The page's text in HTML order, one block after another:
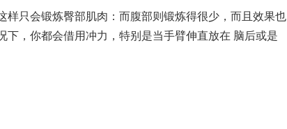
只会锻炼臀部肌肉：而腹部则锻炼得很少，而且效果也
下，你都会借用冲力，特别是当手臂伸直放在 脑后或是